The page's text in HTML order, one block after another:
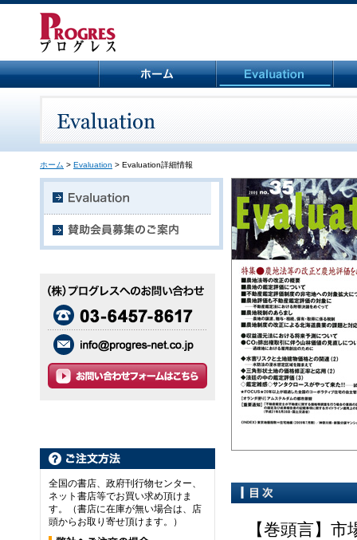
ホーム > Evaluation > Evaluation詳細情報
全国の書店、政府刊行物センター、
ネット書店等でお買い求め頂けま
す。（書店に在庫が無い場合は、店
頭からお取り寄せ頂けます。）
【巻頭言】